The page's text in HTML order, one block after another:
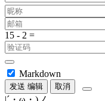
Markdown
发送 编辑 取消